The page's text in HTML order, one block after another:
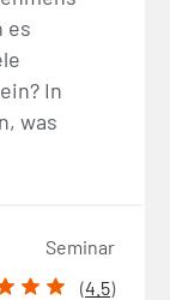
es
In
was
Seminar
(4.5)